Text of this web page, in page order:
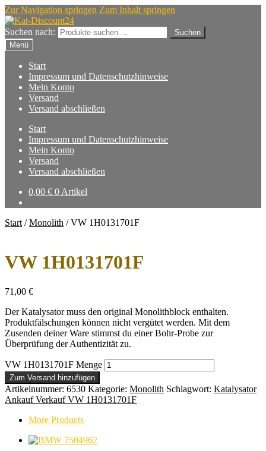
Zur Navigation springen Zum Inhalt springen
Suchen nach:
Suchen
Menü
Start
Impressum und Datenschutzhinweise
Mein Konto
Versand
Versand abschließen
Start
Impressum und Datenschutzhinweise
Mein Konto
Versand
Versand abschließen
0,00 € 0 Artikel
Start /Monolith /VW 1H0131701F
VW 1H0131701F
71,00 €
Der Katalysator muss den original Monolithblock enthalten.
Produktfälschungen können nicht vergütet werden. Mit dem
Zusenden deiner Ware stimmst du einer Bohr-Probe zur
Überprüfung der Authentizität zu.
VW 1H0131701F Menge
Zum Versand hinzufügen
Artikelnummer: 6530 Kategorie: Monolith Schlagwort: Katalysator
Ankauf Verkauf VW 1H0131701F
More Products